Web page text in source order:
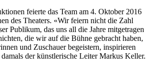
feierte das Team am 4. Oktober 2016
des Theaters. «Wir feiern nicht die Zahl
Publikum, das uns all die Jahre mitgetragen
die wir auf die Bühne gebracht haben,
und Zuschauer begeistern, inspirieren
der künstlerische Leiter Markus Keller.